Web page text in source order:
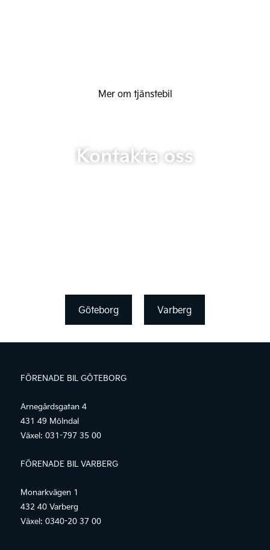
Mer om tjänstebil
Kontakta oss
Göteborg Varberg
FÖRENADE BIL GÖTEBORG
Arnegårdsgatan 4
431 49 Mölndal
Växel: 031-797 35 00
FÖRENADE BIL VARBERG
Monarkvägen 1
432 40 Varberg
Växel: 0340-20 37 00